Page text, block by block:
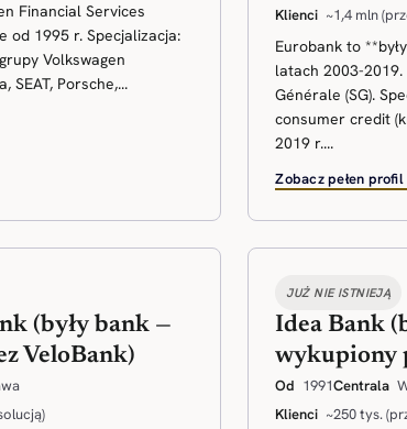
Financial Services
od 1995 r. Specjalizacja:
Volkswagen
SEAT, Porsche,...
Klienci ~1,4 mln
Eurobank to
latach 2003-2019.
Générale (SG).
consumer credit
2019 r....
Zobacz pełen
(były bank —
VeloBank)
JUŻ NIE ISTNIEJĄ
Idea Bank
wykupiony
Od 1991Centrala
Klienci ~250 tys.